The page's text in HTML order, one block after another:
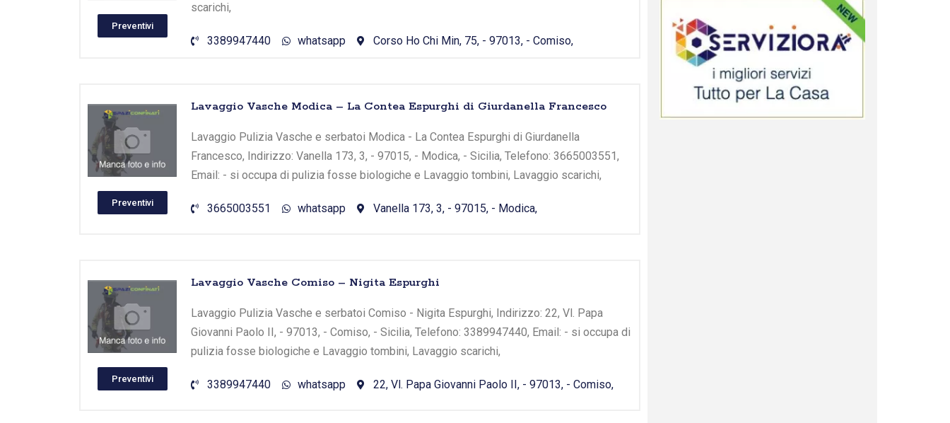
Preventivi
scarichi,
3389947440 whatsapp Corso Ho Chi Min, 75, - 97013, - Comiso,
Preventivi
Lavaggio Vasche Modica – La Contea Espurghi di Giurdanella Francesco
Lavaggio Pulizia Vasche e serbatoi Modica - La Contea Espurghi di Giurdanella
Francesco, Indirizzo: Vanella 173, 3, - 97015, - Modica, - Sicilia, Telefono: 3665003551,
Email: - si occupa di pulizia fosse biologiche e Lavaggio tombini, Lavaggio scarichi,
3665003551 whatsapp Vanella 173, 3, - 97015, - Modica,
Preventivi
Lavaggio Vasche Comiso – Nigita Espurghi
Lavaggio Pulizia Vasche e serbatoi Comiso - Nigita Espurghi, Indirizzo: 22, Vl. Papa
Giovanni Paolo II, - 97013, - Comiso, - Sicilia, Telefono: 3389947440, Email: - si occupa di
pulizia fosse biologiche e Lavaggio tombini, Lavaggio scarichi,
3389947440 whatsapp 22, Vl. Papa Giovanni Paolo II, - 97013, - Comiso,